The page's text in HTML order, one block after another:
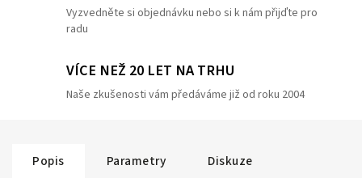
Vyzvedněte si objednávku nebo si k nám přijďte pro
radu
VÍCE NEŽ 20 LET NA TRHU
Naše zkušenosti vám předáváme již od roku 2004
Popis Parametry Diskuze